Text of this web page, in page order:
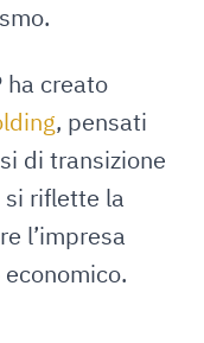
ha creato
, pensati
di transizione
si riflette la
l’impresa